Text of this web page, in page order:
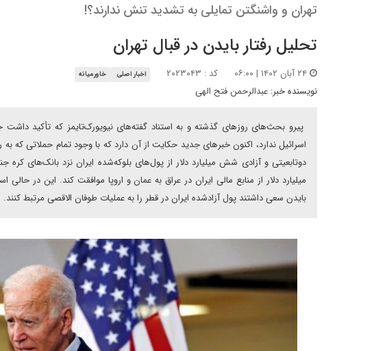
تهران و واشنگتن تمایلی به تشدید تنش ندارند؟!
تحلیل رفتار بایدن در قبال تهران
کد : ۲۰۲۳۰۴۳ اخبار اصلی خاورمیانه
نویسنده خبر: عبدالرحمن فتح الهی
پیرو بحث‌های روزهای گذشته و به استناد گفته‌های نیویورک‌تایمز که تأکید
اسرائیل ندارد، اکنون خبرهای جدید حکایت از آن دارد که با وجود تمام حملاتی که به
میلیارد دلار از منابع مالی ایران در عراق به عمان و اروپا موافقت کند. این
بایدن سعی داشتند پول آزاد‌شده ایران در قطر را به عملیات طوفان الاقصی مرتبط کنند.